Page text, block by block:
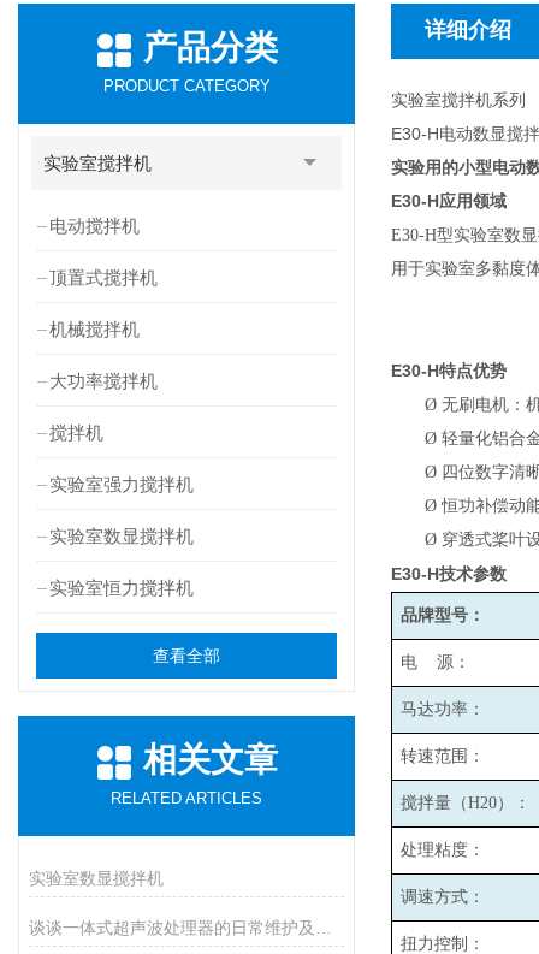
产品分类
PRODUCT CATEGORY
实验室搅拌机
电动搅拌机
顶置式搅拌机
机械搅拌机
大功率搅拌机
搅拌机
实验室强力搅拌机
实验室数显搅拌机
实验室恒力搅拌机
查看全部
相关文章
RELATED ARTICLES
实验室数显搅拌机
详细介绍
实验室搅拌机系列
E30-H电动数显搅
实验用的小型电动
E30-H应用领域
E30-H型实验室数
用于实验室多黏度
E30-H特点优势
Ø 无刷电机：
Ø 轻量化铝合
Ø 四位数字清
Ø 恒功补偿动
Ø 穿透式桨叶
E30-H技术参数
品牌型号：
电 源：
马达功率：
转速范围：
搅拌量（H20）：
处理粘度：
调速方式：
扭力控制：